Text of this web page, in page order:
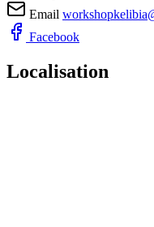
Email
Facebook
Localisation